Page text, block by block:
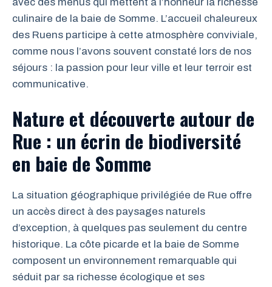
culinaire de la baie de Somme. L’accueil chaleureux
des Ruens participe à cette atmosphère conviviale,
comme nous l’avons souvent constaté lors de nos
séjours : la passion pour leur ville et leur terroir est
communicative.
Nature et découverte autour de
Rue : un écrin de biodiversité
en baie de Somme
La situation géographique privilégiée de Rue offre
un accès direct à des paysages naturels
d’exception, à quelques pas seulement du centre
historique. La côte picarde et la baie de Somme
composent un environnement remarquable qui
séduit par sa richesse écologique et ses